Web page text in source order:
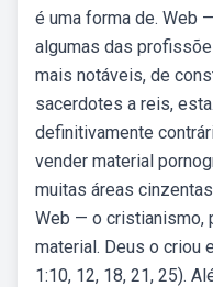
é uma forma de. Web
algumas das
mais notáveis, de
sacerdotes a reis,
definitivamente
vender material
muitas áreas
Web — o cristianismo,
material. Deus o criou
1:10, 12, 18, 21, 25).